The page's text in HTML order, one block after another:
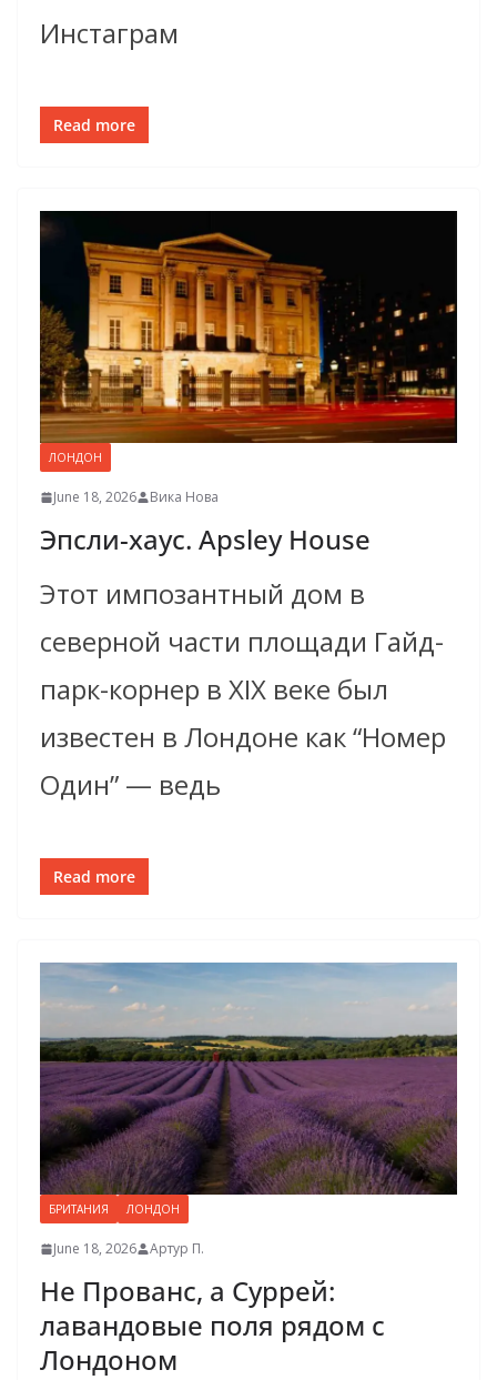
Инстаграм
Read more
ЛОНДОН
June 18, 2026 Вика Нова
Эпсли-хаус. Apsley House
Этот импозантный дом в
северной части площади Гайд-
парк-корнер в XIX веке был
известен в Лондоне как “Номер
Один” — ведь
Read more
БРИТАНИЯ ЛОНДОН
June 18, 2026 Артур П.
Не Прованс, а Суррей:
лавандовые поля рядом с
Лондоном